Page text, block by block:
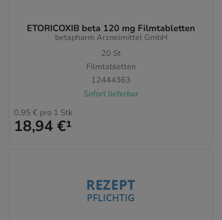
ETORICOXIB beta 120 mg Filmtabletten
betapharm Arzneimittel GmbH
20 St
Filmtabletten
12444363
Sofort lieferbar
18,94 €¹
0,95 € pro 1 Stk